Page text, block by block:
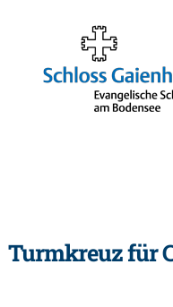
Werkzeugleiste öffnen
springen
Turmkreuz für